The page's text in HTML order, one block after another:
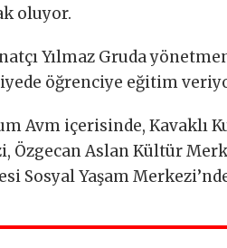
oluyor.
Yılmaz Gruda
öğrenciye eğitim
Avm içerisinde, Kavaklı
Özgecan Aslan Kültür
Sosyal Yaşam